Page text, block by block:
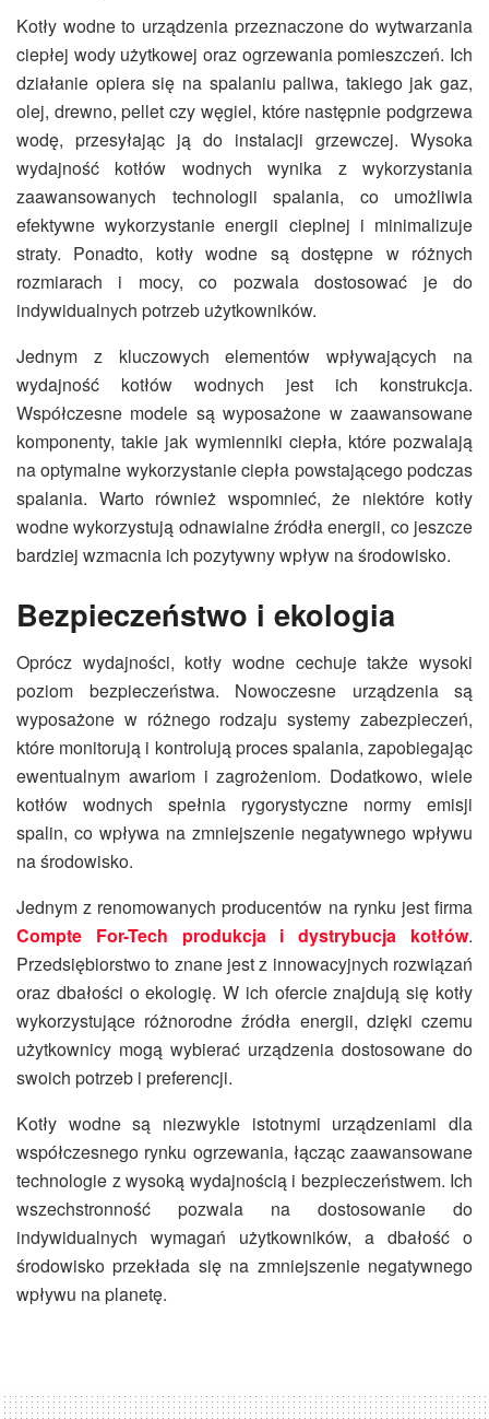
Kotły wodne to urządzenia przeznaczone do wytwarzania
ciepłej wody użytkowej oraz ogrzewania pomieszczeń. Ich
działanie opiera się na spalaniu paliwa, takiego jak gaz,
olej, drewno, pellet czy węgiel, które następnie podgrzewa
wodę, przesyłając ją do instalacji grzewczej. Wysoka
wydajność kotłów wodnych wynika z wykorzystania
zaawansowanych technologii spalania, co umożliwia
efektywne wykorzystanie energii cieplnej i minimalizuje
straty. Ponadto, kotły wodne są dostępne w różnych
rozmiarach i mocy, co pozwala dostosować je do
indywidualnych potrzeb użytkowników.
Jednym z kluczowych elementów wpływających na
wydajność kotłów wodnych jest ich konstrukcja.
Współczesne modele są wyposażone w zaawansowane
komponenty, takie jak wymienniki ciepła, które pozwalają
na optymalne wykorzystanie ciepła powstającego podczas
spalania. Warto również wspomnieć, że niektóre kotły
wodne wykorzystują odnawialne źródła energii, co jeszcze
bardziej wzmacnia ich pozytywny wpływ na środowisko.
Bezpieczeństwo i ekologia
Oprócz wydajności, kotły wodne cechuje także wysoki
poziom bezpieczeństwa. Nowoczesne urządzenia są
wyposażone w różnego rodzaju systemy zabezpieczeń,
które monitorują i kontrolują proces spalania, zapobiegając
ewentualnym awariom i zagrożeniom. Dodatkowo, wiele
kotłów wodnych spełnia rygorystyczne normy emisji
spalin, co wpływa na zmniejszenie negatywnego wpływu
na środowisko.
Jednym z renomowanych producentów na rynku jest firma
Compte For-Tech produkcja i dystrybucja kotłów.
Przedsiębiorstwo to znane jest z innowacyjnych rozwiązań
oraz dbałości o ekologię. W ich ofercie znajdują się kotły
wykorzystujące różnorodne źródła energii, dzięki czemu
użytkownicy mogą wybierać urządzenia dostosowane do
swoich potrzeb i preferencji.
Kotły wodne są niezwykle istotnymi urządzeniami dla
współczesnego rynku ogrzewania, łącząc zaawansowane
technologie z wysoką wydajnością i bezpieczeństwem. Ich
wszechstronność pozwala na dostosowanie do
indywidualnych wymagań użytkowników, a dbałość o
środowisko przekłada się na zmniejszenie negatywnego
wpływu na planetę.